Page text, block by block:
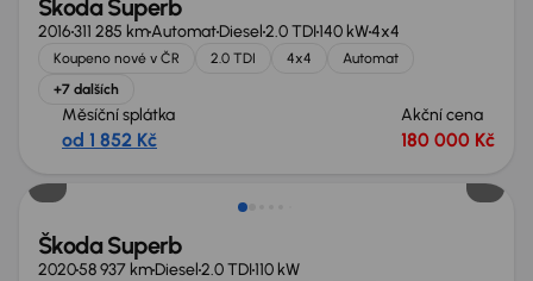
Škoda Superb
2016311 285 kmAutomatDiesel2.0 TDI140 kW4x4
Koupeno nové v ČR 2.0 TDI 4x4
Automat
+7 dalších
Měsíční splátka
od 1 852 Kč
Akční cena
180 000 Kč
Zlevněno o 10 000 Kč
Škoda Superb
202058 937 kmDiesel2.0 TDI110 kW